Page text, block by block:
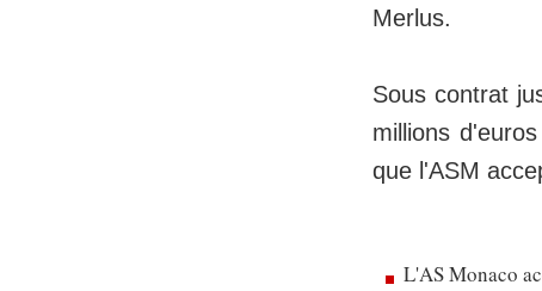
Merlus.
Sous contrat
millions
que l'ASM
L'AS Monaco